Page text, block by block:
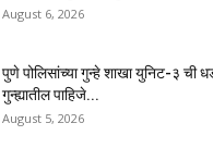
August 6, 2026
पुणे पोलिसांच्या गुन्हे शाखा युनिट-३ ची
गुन्ह्यातील पाहिजे...
August 5, 2026